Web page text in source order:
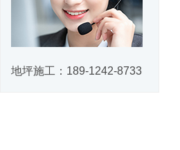
地坪施工： 189-1242-8733